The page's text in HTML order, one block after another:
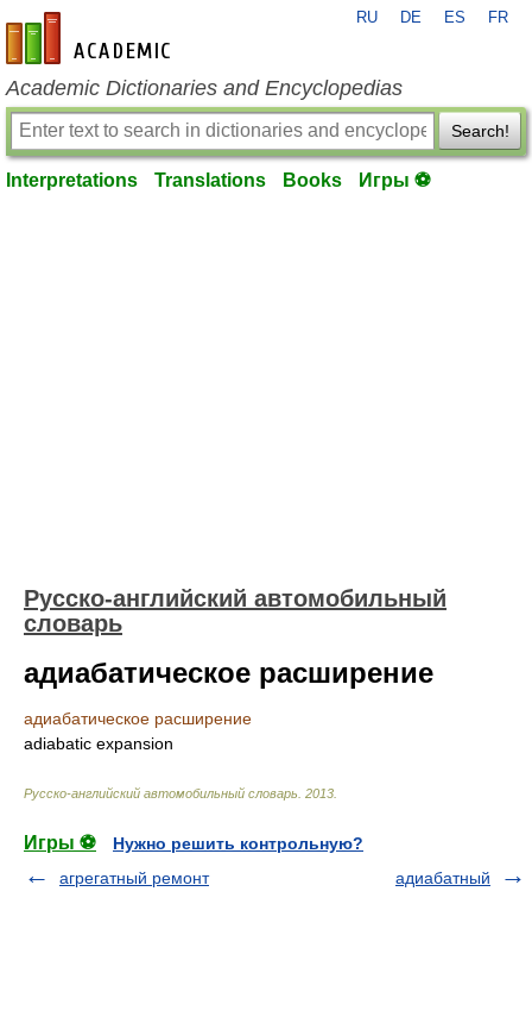
en-academic.com
RU DE ES FR
Academic Dictionaries and Encyclopedias
Search!
Interpretations Translations Books Игры ⚽
Русско-английский автомобильный
словарь
адиабатическое расширение
адиабатическое расширение
adiabatic expansion
Русско-английский автомобильный словарь 2013
Игры ⚽
Нужно решить контрольную?
агрегатный ремонт
адиабатный